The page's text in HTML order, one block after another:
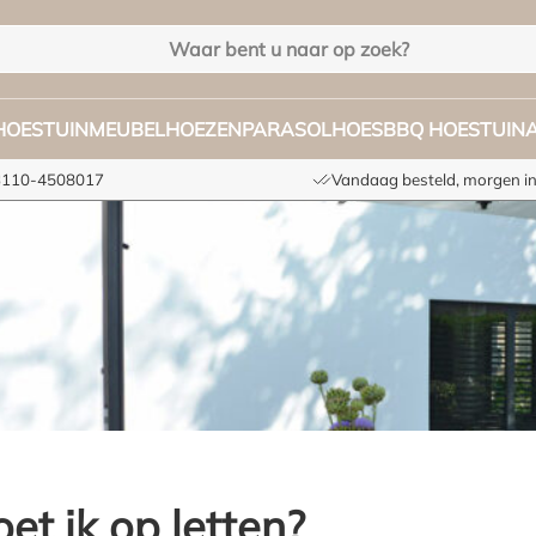
TUINMEUBELHOEZENPARASOLHOESBBQ HOES
4508017 Vandaag besteld, morgen